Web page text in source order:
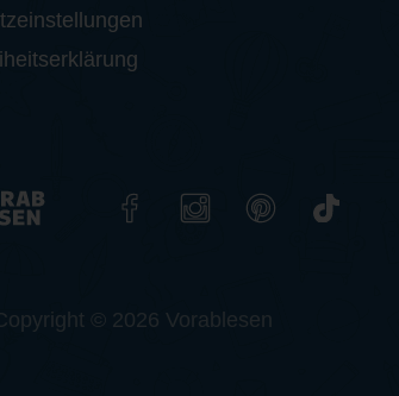
© 2026 Vorablesen